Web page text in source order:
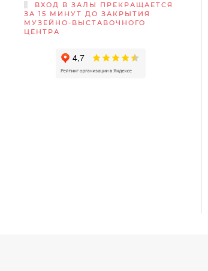
ВХОД В ЗАЛЫ ПРЕКРАЩАЕТСЯ
ЗА 15 МИНУТ ДО ЗАКРЫТИЯ
МУЗЕЙНО-ВЫСТАВОЧНОГО
ЦЕНТРА